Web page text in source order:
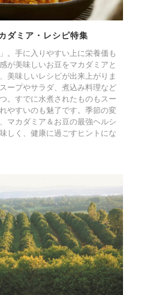
ダミア・レシピ特集
。手に入りやすい上に栄養価も
が美味しいお豆をマカダミアと
美味しいレシピが出来上がりま
ープやサラダ、煮込み料理など
。すでに水煮されたものもスー
やすいのも魅了です。季節の変
マカダミア＆お豆の最強ヘルシ
しく、健康に過ごすヒントにな